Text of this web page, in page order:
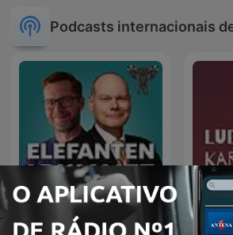
Podcasts internacionais
Elefanten i rummet